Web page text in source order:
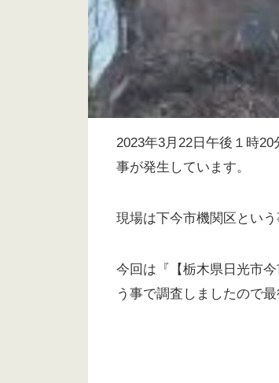
2023年3月22日午後１時
事が発生しています。
現場は下今市機関区という
今回は『【栃木県日光市
う事で調査しましたので